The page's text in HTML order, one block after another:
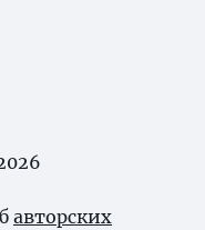
авторских